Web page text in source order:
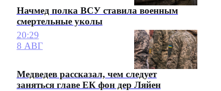
Начмед полка ВСУ ставила военным
смертельные уколы
20:29
8 АВГ
Медведев рассказал, чем следует
заняться главе ЕК фон дер Ляйен